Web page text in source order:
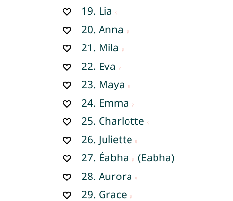
19. Lia
20.Anna
21. Mila
22. Eva
23. Maya
24. Emma
25. Charlotte
26. Juliette
27. Éabha
(Eabha)
28.Aurora
29. Grace